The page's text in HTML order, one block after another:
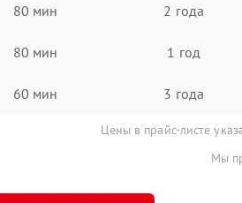
80 мин 2 года
80 мин 1 год
60 мин 3 года
Цены в прайс-листе
Мы